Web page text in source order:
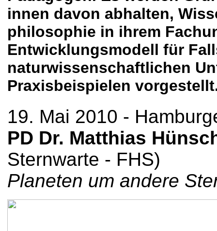
innen davon abhalten,
philosophie in ihrem
Entwicklungsmodell für
naturwissenschaftlichen
Praxisbeispielen
19. Mai 2010 -
PD Dr. Matthias
Sternwarte - FHS)
Planeten um andere